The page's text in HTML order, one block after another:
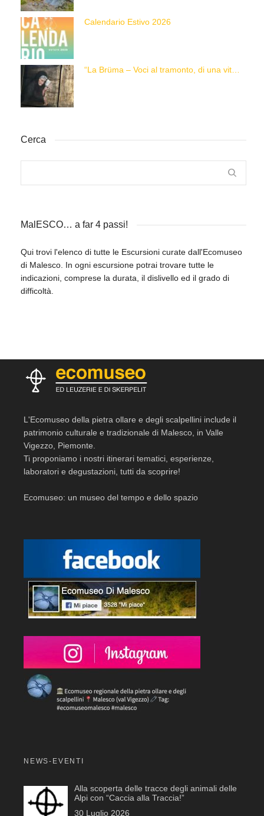
Calendario Estivo 2026
“La Brüma – Voci al tramonto, di una vita e di un’epoca”
Cerca
MalESCO… a far 4 passi!
Qui trovi l'elenco di tutte le Escursioni curate dall'Ecomuseo
di Malesco. In ogni escursione potrai trovare tutte le
indicazioni, comprese la durata, il dislivello ed il grado di
difficoltà.
L'Ecomuseo della pietra ollare e degli scalpellini include il
patrimonio culturale e tradizionale di Malesco, in Valle
Vigezzo, Piemonte.
Ti proponiamo i nostri itinerari tematici, esperienze,
laboratori e degustazioni, tutti da scoprire!
Ecomuseo: un museo del tempo e dello spazio
NEWS-EVENTI
Alla scoperta delle tracce degli animali delle
Alpi con “Caccia alla Traccia!”
30 Luglio 2026